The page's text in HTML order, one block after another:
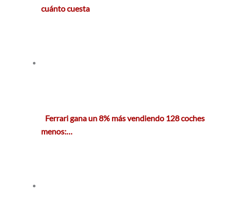
cuánto cuesta
Ferrari gana un 8% más vendiendo 128 coches
menos:…